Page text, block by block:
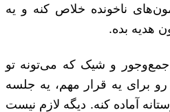
ناخونده خلاص کنه و یه
هدیه بده.
جمع‌وجور و شیک که می‌تونه تو
برای یه قرار مهم، یه جلسه
آماده کنه. دیگه لازم نیست